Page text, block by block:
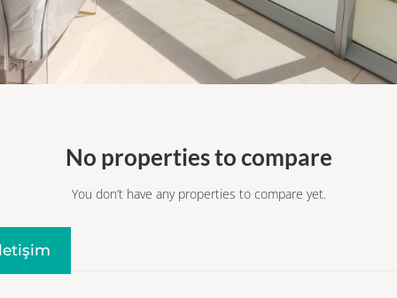
No properties to compare
You don’t have any properties to compare yet.